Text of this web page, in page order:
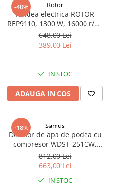
-40% Rotor
Rindea electrica ROTOR
REP9110, 1300 W, 16000 r/m,
rindeluire de 110 mm lățime
și 3,5 mm adâncime
648,00 Lei
389,00 Lei
IN STOC
ADAUGA IN COS
-18% Samus
Dozator de apa de podea cu
compresor WDST-251CW,
Putere incalzire apa 500 W,
Putere racire apa 85 W, Bidon
11/19 L, Dulap de depozitare
812,00 Lei
663,00 Lei
IN STOC